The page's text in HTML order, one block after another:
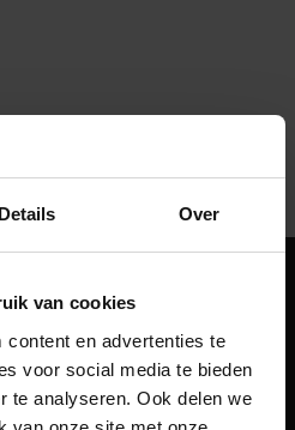
Details Over
van cookies
en advertenties te
voor social media te bieden
te analyseren. Ook delen we
makelaarskantoor met
vak en diepgaande kennis
en omstreken.